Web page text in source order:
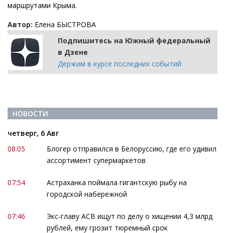
маршрутами Крыма.
Автор: Елена БЫСТРОВА
Подпишитесь на Южный федеральный
в Дзене
Держим в курсе последних событий
НОВОСТИ
четверг, 6 Авг
08:05
Блогер отправился в Белоруссию, где его удивил
ассортимент супермаркетов
07:54
Астраханка поймала гигантскую рыбу на
городской набережной
07:46
Экс-главу АСВ ищут по делу о хищении 4,3 млрд
рублей, ему грозит тюремный срок